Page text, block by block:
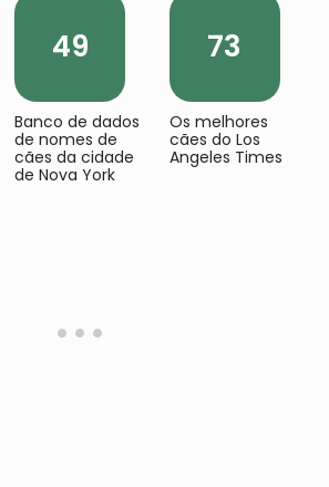
49
Banco de dados
de nomes de
cães da cidade
de Nova York
73
Os melhores
cães do Los
Angeles Times